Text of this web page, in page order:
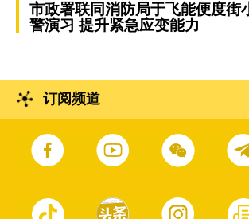
市政署联同消防局于飞能便度街
警演习 提升紧急应变能力
订阅频道